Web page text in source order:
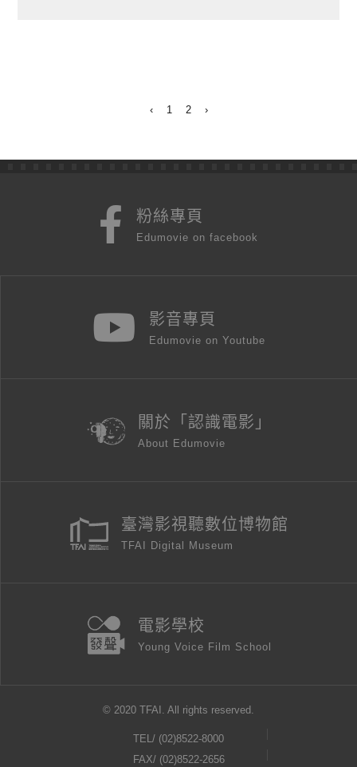
‹ 1 2 ›
粉絲專頁
Edumovie on facebook
影音專頁
Edumovie on Youtube
關於「認識電影」
About Edumovie
臺灣影視聽數位博物館
TFAI Digital Museum
電影學校
Young Voice Film School
© 2020 TFAI. All rights reserved.
TEL/ (02)8522-8000
FAX/ (02)8522-2656